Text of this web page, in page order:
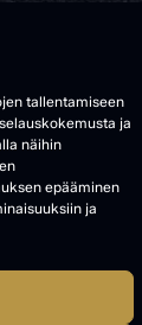
tallentamiseen
ja
näihin
epääminen
ja